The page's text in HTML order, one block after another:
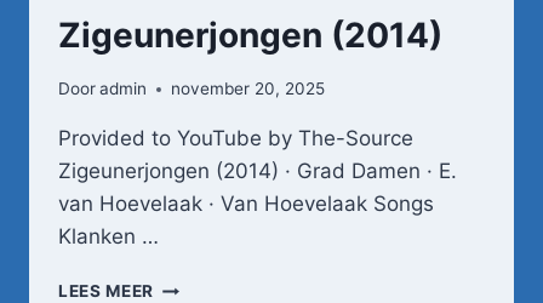
Zigeunerjongen (2014)
Dooradmin november 20, 2025
Provided to YouTube by The-Source
Zigeunerjongen (2014) · Grad Damen · E.
van Hoevelaak · Van Hoevelaak Songs
Klanken …
LEES MEER ZIGEUNERJONGEN